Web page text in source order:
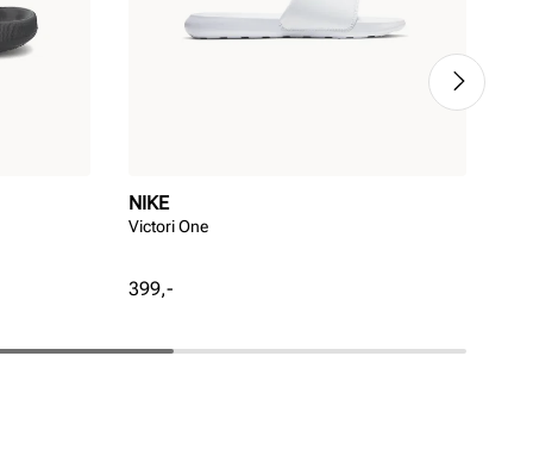
NIKE
Victori One
Pris
399,-